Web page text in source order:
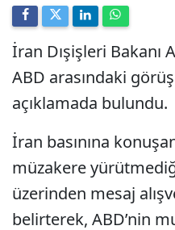
İran Dışişleri Bakanı
ABD arasındaki
açıklamada bulundu.
İran basınına
müzakere
üzerinden mesaj
belirterek, ABD’nin